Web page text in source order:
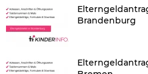
Brandenburg